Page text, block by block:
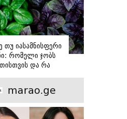
თუ იასამნისფერი
რომელი ჯობს
და რა
marao.ge